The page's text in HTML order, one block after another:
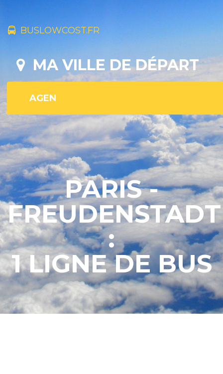
BUSLOWCOST.FR
MA VILLE DE DÉPART
PARIS -
FREUDENSTADT
:
1 LIGNE DE BUS